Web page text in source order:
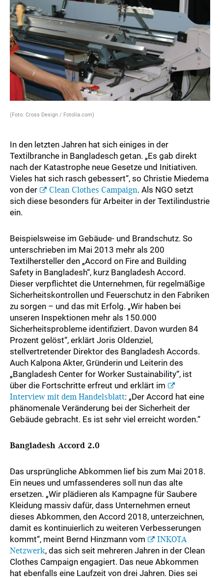
(Foto: Cross Design / Fotolia.com)
In den letzten Jahren hat sich einiges in der
Textilbranche in Bangladesch getan. „Es gab direkt
nach der Katastrophe neue Gesetze und Initiativen.
Vieles hat sich rasch gebessert“, so Christie Miedema
von der
Clean Clothes Campaign. Als NGO setzt
sich diese besonders für Arbeiter in der Textilindustrie
ein.
Beispielsweise im Gebäude- und Brandschutz. So
unterschrieben im Mai 2013 mehr als 200
Textilhersteller den „Accord on Fire and Building
Safety in Bangladesh“, kurz Bangladesh Accord.
Dieser verpflichtet die Unternehmen, für regelmäßige
Sicherheitskontrollen und Feuerschutz in den Fabriken
zu sorgen – und das mit Erfolg. „Wir haben bei
unseren Inspektionen mehr als 150.000
Sicherheitsprobleme identifiziert. Davon wurden 84
Prozent gelöst“, erklärt Joris Oldenziel,
stellvertretender Direktor des Bangladesh Accords.
Auch Kalpona Akter, Gründerin und Leiterin des
„Bangladesh Center for Worker Sustainability“, ist
über die Fortschritte erfreut und erklärt im
Interview mit dem Handelsblatt: „Der Accord hat eine
phänomenale Veränderung bei der Sicherheit der
Gebäude gebracht. Es ist sehr viel erreicht worden.“
Bangladesh Accord 2.0
Das ursprüngliche Abkommen lief bis zum Mai 2018.
Ein neues und umfassenderes soll nun das alte
ersetzen. „Wir plädieren als Kampagne für Saubere
Kleidung massiv dafür, dass Unternehmen erneut
dieses Abkommen, den Accord 2018, unterzeichnen,
damit es kontinuierlich zu weiteren Verbesserungen
kommt“, meint Bernd Hinzmann vom
INKOTA
Netzwerk, das sich seit mehreren Jahren in der Clean
Clothes Campaign engagiert. Das neue Abkommen
hat ebenfalls eine Laufzeit von drei Jahren. Dies sei